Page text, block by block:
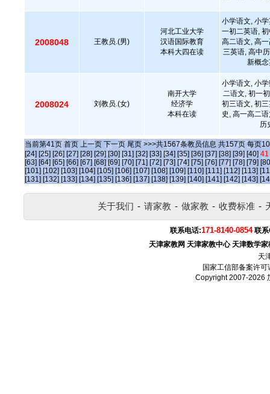
2008048 王教员.(男)
河北工业大学
汉语国际教育
本科大四在读
小学语文, 小
一初二英语,
高二语文, 高
三英语, 高中
新概
2008024 刘教员.(女)
南开大学
经济学
本科在读
小学语文, 小
二语文, 初一
初三语文, 初
史, 高一高二
历
当前第41页 首页 上一页 下一页 尾页 >>>共1567条教员信息 共157页 每页10
[24] [25] [26] [27] [28] [29] [30] [31] [32] [33] [34] [35] [36] [37] [38] [39] [40] 41
[63] [64] [65] [66] [67] [68] [69] [70] [71] [72] [73] [74] [75] [76] [77] [78] [79]
[101] [102] [103] [104] [105] [106] [107] [108] [109] [110] [111] [112] [113]
[131] [132] [133] [134] [135] [136] [137] [138] [139] [140] [141] [142] [143]
关于我们 - 请家教 - 做家教 - 收费标准 -
联系电话:171-8140-0854 联
天津家教网 天津家教中心 天津数学家
天
国家工信部备案许可
Copyright 2007-2026